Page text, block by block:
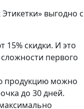
выгодно с
15% скидки. И это
первого
продукцию можно
до 30 дней.